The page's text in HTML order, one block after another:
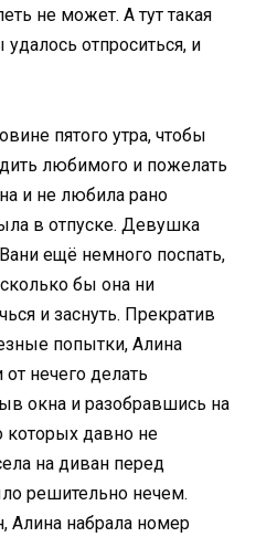
не может. А тут такая
отпроситься, и
пятого утра, чтобы
любимого и пожелать
и не любила рано
в отпуске. Девушка
ещё немного поспать,
бы она ни
и заснуть. Прекратив
попытки, Алина
нечего делать
окна и разобравшись на
которых давно не
на диван перед
решительно нечем.
Алина набрала номер